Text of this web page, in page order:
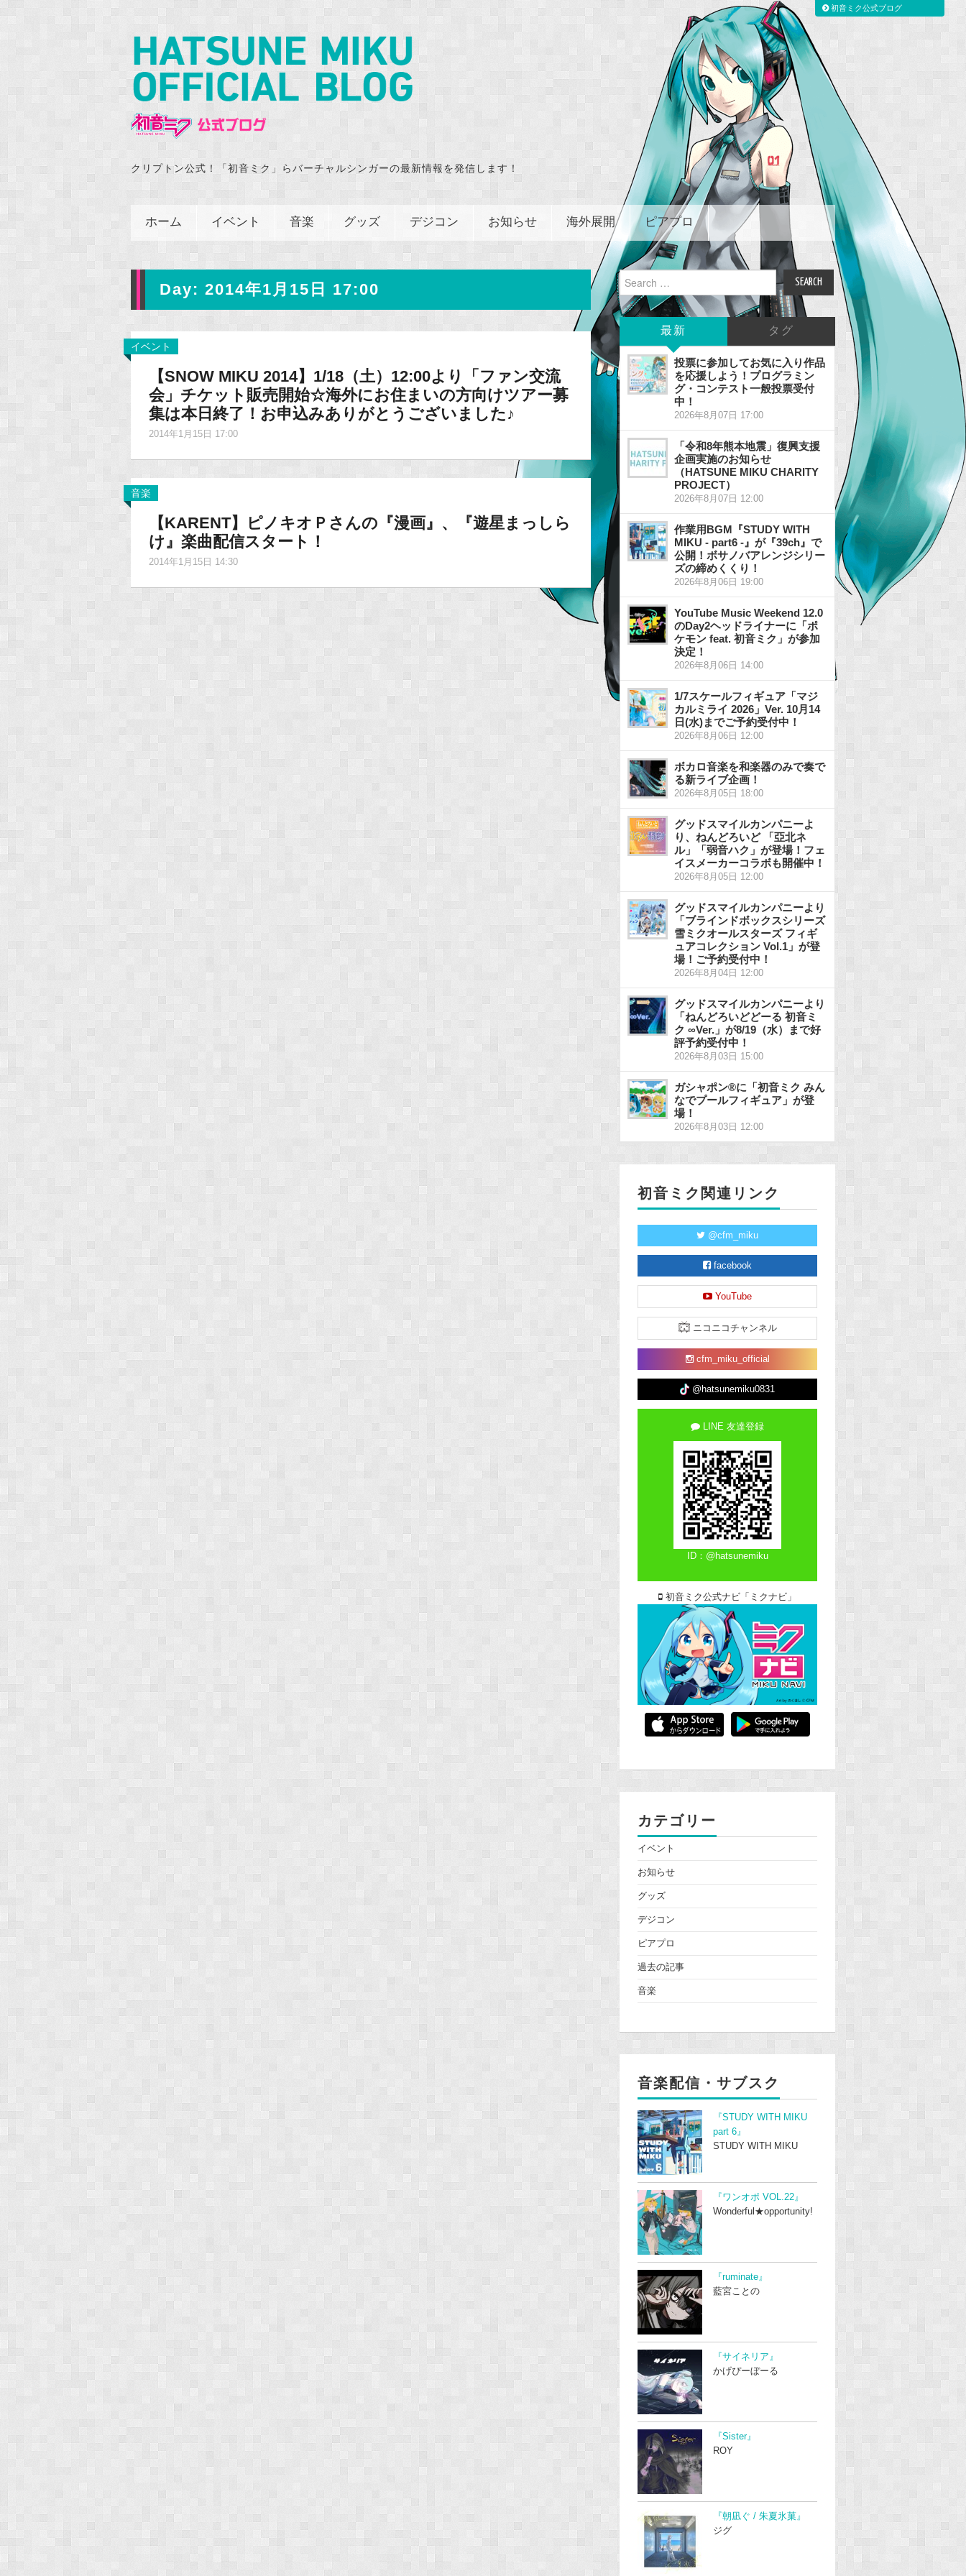
クリプトン公式！「初音ミク」らバーチャルシンガーの最新情報を発信します！
ホーム イベント 音楽 グッズ デジコン お知らせ 海外展開 ピアプロ
Day: 2014年1月15日 17:00
イベント
【SNOW MIKU 2014】1/18（土）12:00より「ファン交流
会」チケット販売開始☆海外にお住まいの方向けツアー募
集は本日終了！お申込みありがとうございました♪
2014年1月15日 17:00
音楽
【KARENT】ピノキオＰさんの『漫画』、『遊星まっしら
け』楽曲配信スタート！
2014年1月15日 14:30
Search
for:
最新 タグ
投票に参加してお気に入り作品
を応援しよう！プログラミン
グ・コンテスト一般投票受付
中！
2026年8月07日 17:00
「令和8年熊本地震」復興支援
企画実施のお知らせ
（HATSUNE MIKU CHARITY
PROJECT）
2026年8月07日 12:00
作業用BGM『STUDY WITH
MIKU - part6 -』が『39ch』で
公開！ボサノバアレンジシリー
ズの締めくくり！
2026年8月06日 19:00
YouTube Music Weekend 12.0
のDay2ヘッドライナーに「ポ
ケモン feat. 初音ミク」が参加
決定！
2026年8月06日 14:00
1/7スケールフィギュア「マジ
カルミライ 2026」Ver. 10月14
日(水)までご予約受付中！
2026年8月06日 12:00
ボカロ音楽を和楽器のみで奏で
る新ライブ企画！
2026年8月05日 18:00
グッドスマイルカンパニーよ
り、ねんどろいど 「亞北ネ
ル」「弱音ハク」が登場！フェ
イスメーカーコラボも開催中！
2026年8月05日 12:00
グッドスマイルカンパニーより
「ブラインドボックスシリーズ
雪ミクオールスターズ フィギ
ュアコレクション Vol.1」が登
場！ご予約受付中！
2026年8月04日 12:00
グッドスマイルカンパニーより
「ねんどろいどどーる 初音ミ
ク ∞Ver.」が8/19（水）まで好
評予約受付中！
2026年8月03日 15:00
ガシャポン®に「初音ミク みん
なでプールフィギュア」が登
場！
2026年8月03日 12:00
初音ミク関連リンク
@cfm_miku
facebook
YouTube
ニコニコチャンネル
cfm_miku_official
@hatsunemiku0831
LINE 友達登録
ID：@hatsunemiku
初音ミク公式ナビ「ミクナビ」
カテゴリー
イベント
お知らせ
グッズ
デジコン
ピアプロ
過去の記事
音楽
音楽配信・サブスク
『STUDY WITH MIKU
part 6』
STUDY WITH MIKU
『ワンオポ VOL.22』
Wonderful★opportunity!
『ruminate』
藍宮ことの
『サイネリア』
かげぴーぼーる
『Sister』
ROY
『朝凪ぐ / 朱夏氷菓』
ジグ
初音ミク公式ブログ